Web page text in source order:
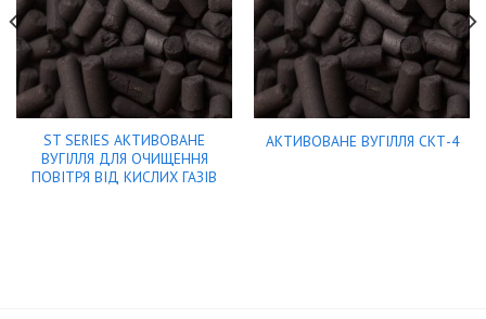
ST SERIES АКТИВОВАНЕ
ВУГІЛЛЯ ДЛЯ ОЧИЩЕННЯ
ПОВІТРЯ ВІД КИСЛИХ ГАЗІВ
АКТИВОВАНЕ ВУГІЛЛЯ СКТ-4